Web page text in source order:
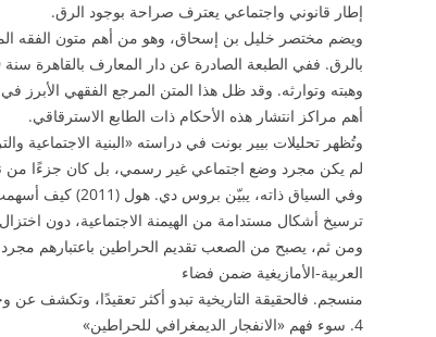
إطار قانوني واجتماعي يعترف صراحة بوجود الرق.
ويضم مختصر خليل بن إسحاق، وهو من أهم متون الفقه
وهبته وتوارثه. وقد ظل هذا المتن المرجع الفقهي الأبرز
أهم مراكز انتشار هذه الأحكام ذات الطابع الاسترقاقي.
لم يكن مجرد وضع اجتماعي غير رسمي، بل كان جزءًا من نظام
وفي السياق ذاته،
ترسيخ أشكال مستدامة من الهيمنة الاجتماعية، دون
ومن ثم، يصبح من الصعب تقديم الحراطين باعتبارهم مجرد
العربية-الأمازيغية ضمن فضاء
منسجم. فالحقيقة التاريخية تبدو أكثر تعقيدًا، وتكشف عن
4. سوء فهم «الانفجار الديمغرافي للحراطين»